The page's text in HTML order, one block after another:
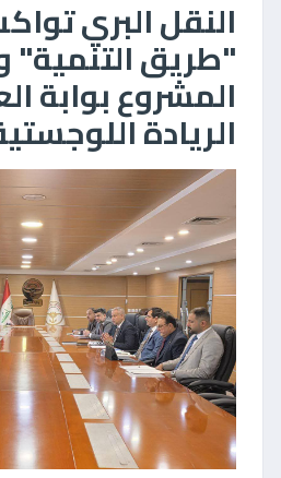
النقل البري
"طريق التنمية"
المشروع بوابة
الريادة